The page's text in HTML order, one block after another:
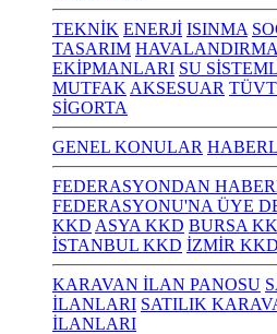
TEKNİK ENERJİ ISINMA
TASARIM HAVALANDIRMA
EKİPMANLARI SU
MUTFAK AKSESUAR
SİGORTA
GENEL KONULAR
FEDERASYONDAN
FEDERASYONU'NA ÜYE
KKD ASYA KKD BURSA
İSTANBUL KKD İZMİR KKD
KARAVAN İLAN PANOSU
İLANLARI SATILIK
İLANLARI